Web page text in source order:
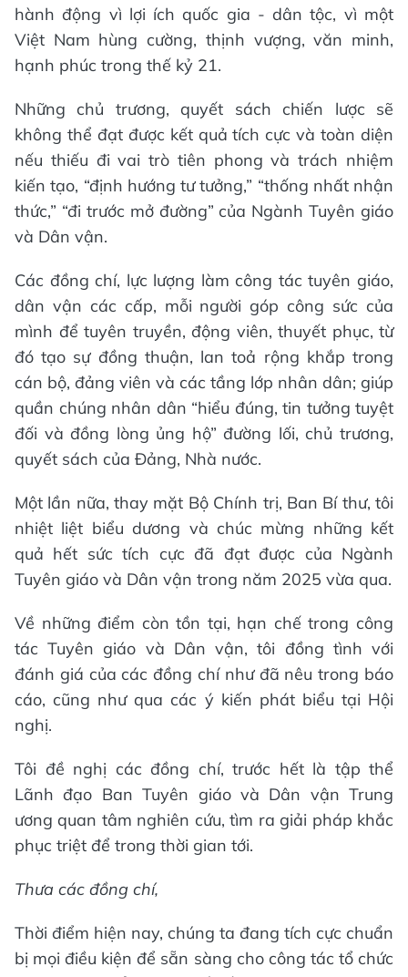
hành động vì lợi ích quốc gia - dân tộc, vì một
Việt Nam hùng cường, thịnh vượng, văn minh,
hạnh phúc trong thế kỷ 21.
Những chủ trương, quyết sách chiến lược sẽ
không thể đạt được kết quả tích cực và toàn diện
nếu thiếu đi vai trò tiên phong và trách nhiệm
kiến tạo, “định hướng tư tưởng,” “thống nhất nhận
thức,” “đi trước mở đường” của Ngành Tuyên giáo
và Dân vận.
Các đồng chí, lực lượng làm công tác tuyên giáo,
dân vận các cấp, mỗi người góp công sức của
mình để tuyên truyền, động viên, thuyết phục, từ
đó tạo sự đồng thuận, lan toả rộng khắp trong
cán bộ, đảng viên và các tầng lớp nhân dân; giúp
quần chúng nhân dân “hiểu đúng, tin tưởng tuyệt
đối và đồng lòng ủng hộ” đường lối, chủ trương,
quyết sách của Đảng, Nhà nước.
Một lần nữa, thay mặt Bộ Chính trị, Ban Bí thư, tôi
nhiệt liệt biểu dương và chúc mừng những kết
quả hết sức tích cực đã đạt được của Ngành
Tuyên giáo và Dân vận trong năm 2025 vừa qua.
Về những điểm còn tồn tại, hạn chế trong công
tác Tuyên giáo và Dân vận, tôi đồng tình với
đánh giá của các đồng chí như đã nêu trong báo
cáo, cũng như qua các ý kiến phát biểu tại Hội
nghị.
Tôi đề nghị các đồng chí, trước hết là tập thể
Lãnh đạo Ban Tuyên giáo và Dân vận Trung
ương quan tâm nghiên cứu, tìm ra giải pháp khắc
phục triệt để trong thời gian tới.
Thưa các đồng chí,
Thời điểm hiện nay, chúng ta đang tích cực chuẩn
bị mọi điều kiện để sẵn sàng cho công tác tổ chức